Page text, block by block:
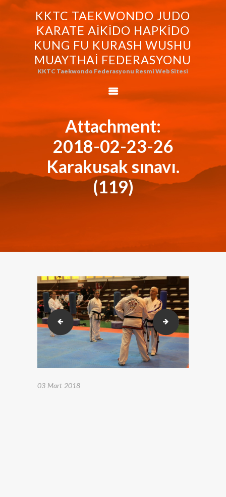
KKTC TAEKWONDO JUDO
KARATE AIKIDO HAPKIDO
KUNG FU KURASH WUSHU
MUAYTHAI FEDERASYONU
KKTC Taekwondo Federasyonu Resmi Web Sitesi
Attachment:
2018-02-23-26
Karakusak sınavı.
(119)
KKTC TAEKWONDO JUDO KARATE
AIKIDO HAPKIDO KUNG FU KURASH
WUSHU MUAYTHAI FEDERASYONU
KKTC Taekwondo Federasyonu Resmi Web Sitesi
FEDERASYONUMUZ
TAEKWONDO
FEDERASYONU
WORLD BUDO
MARTIALARTS
MOK-EZG-2000/2013
PHOTO GALLERY
2018-02-23-26 Karakusak sınavı. (118) 2018-02-23-26
03 Mart 2018